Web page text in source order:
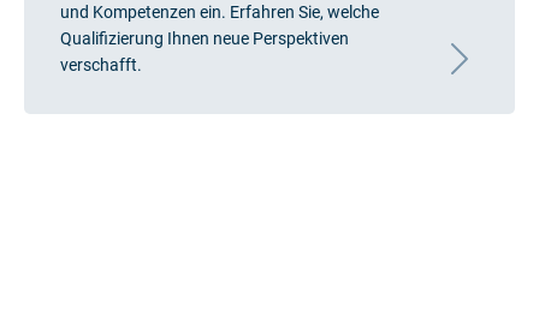
und Kompetenzen ein. Erfahren Sie, welche
Qualifizierung Ihnen neue Perspektiven
verschafft.